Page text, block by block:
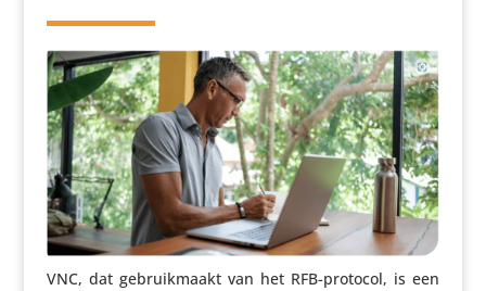
VNC, dat gebruik­maakt van het RFB-protocol, is een